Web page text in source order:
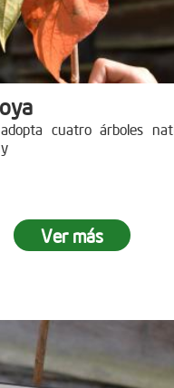
cuatro árboles
Ver más